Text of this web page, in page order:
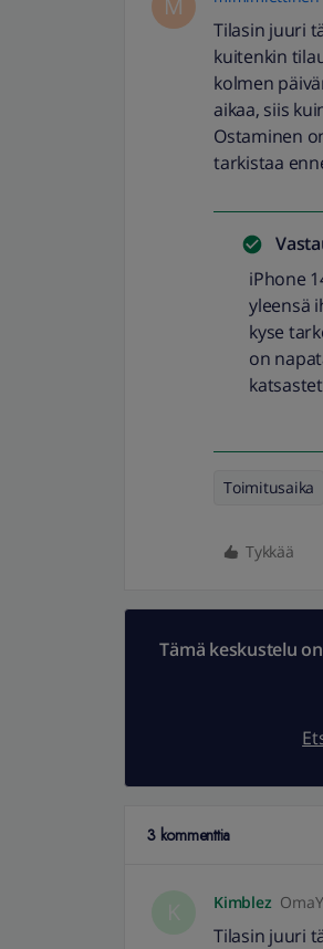
M
Tilasin juuri
kuitenkin
kolmen
aikaa, siis
Ostaminen
tarkistaa
iPhone
yleensä
kyse
on
Toimitusaika
Tykkää
Tämä keskustelu
3 kommenttia
Kimblez
Tilasin juuri